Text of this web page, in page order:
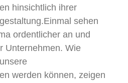
hinsichtlich ihrer
sehen
ordentlicher an und
Unternehmen. Wie
werden können, zeigen